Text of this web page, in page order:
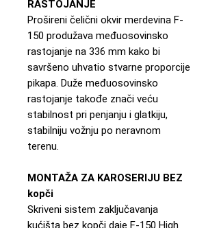
RASTOJANJE
Prošireni čelični okvir merdevina F-
150 produžava međuosovinsko
rastojanje na 336 mm kako bi
savršeno uhvatio stvarne proporcije
pikapa. Duže međuosovinsko
rastojanje takođe znači veću
stabilnost pri penjanju i glatkiju,
stabilniju vožnju po neravnom
terenu.
MONTAŽA ZA KAROSERIJU BEZ
kopči
Skriveni sistem zaključavanja
kućišta bez kopči daje F-150 High